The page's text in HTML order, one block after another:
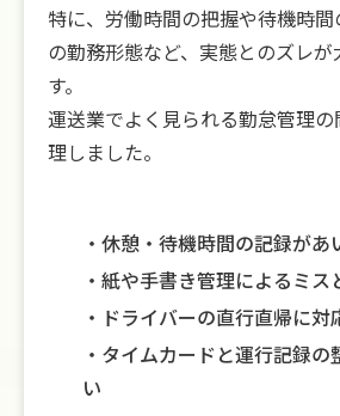
特に、労働時間の把握や待機時
の勤務形態など、実態とのズレ
す。
運送業でよく見られる勤怠管理
理しました。
休憩・待機時間の記録があ
紙や手書き管理によるミス
ドライバーの直行直帰に対
タイムカードと運行記録の
い